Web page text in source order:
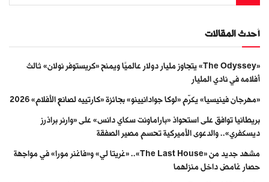
أحدث المقالات
«The Odyssey» يتجاوز مليار دولار عالميًا ويمنح «كريستوفر نولان» ثالث
أفلامه في نادي المليار
«مهرجان فينيسيا» يكرّم «لوكا جوادانيينو» بجائزة «كارتييه لصانع الأفلام» 2026
بريطانيا توافق على استحواذ «باراماونت سكاي دانس» على «وارنر براذرز
ديسكفري».. والدعوى الأميركية تحسم مصير الصفقة
مشهد جديد من «The Last House».. «غريتا لي» و«فاغنر مورا» في مواجهة
حصار غامض داخل منزلهما